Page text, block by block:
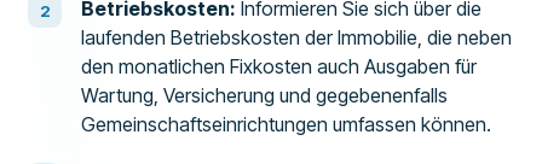
Betriebskosten: Informieren Sie sich über die
laufenden Betriebskosten der Immobilie, die neben
den monatlichen Fixkosten auch Ausgaben für
Wartung, Versicherung und gegebenenfalls
Gemeinschaftseinrichtungen umfassen können.